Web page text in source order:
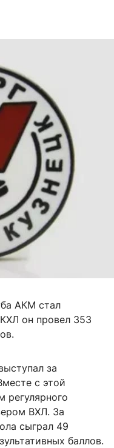
АКМ стал
он провел 353
за
с этой
регулярного
ВХЛ. За
сыграл 49
баллов.